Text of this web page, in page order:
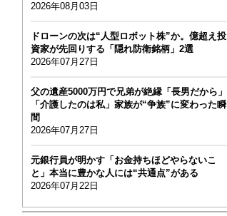
2026年08月03日
ドローンの次は“人型ロボット株”か。億超え投
資家が先回りする「隠れ防衛銘柄」2選
2026年07月27日
父の遺産5000万円で兄弟が絶縁「長男だから」
「介護したのは私」家族が“争族”に変わった瞬
間
2026年07月27日
元銀行員が明かす「お金持ちほどやらないこ
と」本当に豊かな人には“共通点”がある
2026年07月22日